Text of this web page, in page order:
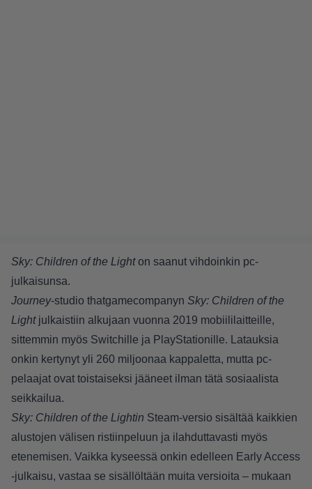
Sky: Children of the Lighton saanut vihdoinkin pc-
julkaisunsa.
Journey-studio thatgamecompanyn Sky: Children of the
Light julkaistiin alkujaan vuonna 2019 mobiililaitteille,
sittemmin myös Switchille ja PlayStationille. Latauksia
onkin kertynyt yli 260 miljoonaa kappaletta, mutta pc-
pelaajat ovat toistaiseksi jääneet ilman tätä sosiaalista
seikkailua.
Sky: Children of the Lightin Steam-versio sisältää kaikkien
alustojen välisen ristiinpeluun ja ilahduttavasti myös
etenemisen. Vaikka kyseessä onkin edelleen Early Access
-julkaisu, vastaa se sisällöltään muita versioita – mukaan